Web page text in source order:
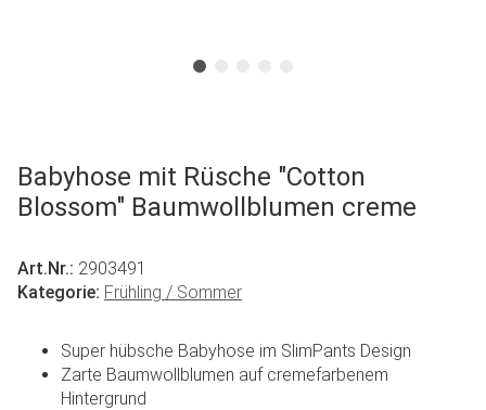
Babyhose mit Rüsche "Cotton
Blossom" Baumwollblumen creme
Art.Nr.: 2903491
Kategorie: Frühling / Sommer
Super hübsche Babyhose im SlimPants Design
Zarte Baumwollblumen auf cremefarbenem
Hintergrund